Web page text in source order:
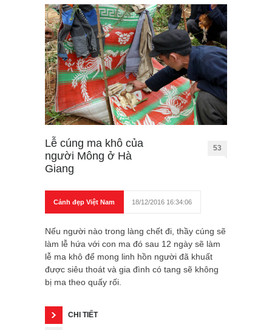
Lễ cúng ma khô của
người Mông ở Hà
Giang
53
Cảnh đẹp Việt Nam 18/12/2016 16:34:06
Nếu người nào trong làng chết đi, thầy cúng sẽ
làm lễ hứa với con ma đó sau 12 ngày sẽ làm
lễ ma khô để mong linh hồn người đã khuất
được siêu thoát và gia đình có tang sẽ không
bị ma theo quấy rối.
CHI TIẾT